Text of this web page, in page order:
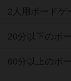
2人用ボードゲ
20分以下のボ
60分以上のボ